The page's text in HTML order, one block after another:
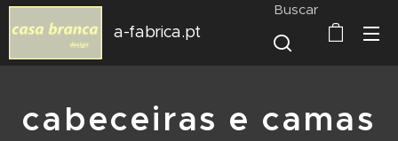
a-fabrica.pt
Buscar
cabeceiras e camas